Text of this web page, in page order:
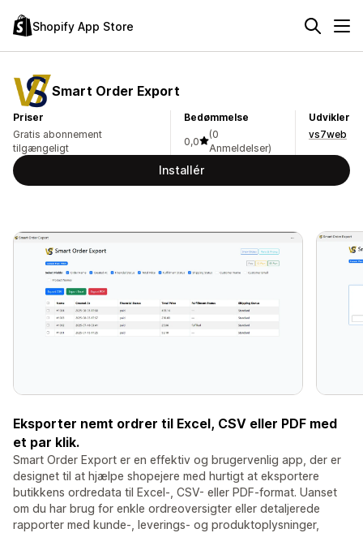
Shopify App Store
Smart Order Export
Priser
Gratis abonnement
tilgængeligt
Bedømmelse
0,0
(0
Anmeldelser)
Udvikler
vs7web
Installér
Eksporter nemt ordrer til Excel, CSV eller PDF med
et par klik.
Smart Order Export er en effektiv og brugervenlig app, der er
designet til at hjælpe shopejere med hurtigt at eksportere
butikkens ordredata til Excel-, CSV- eller PDF-format. Uanset
om du har brug for enkle ordreoversigter eller detaljerede
rapporter med kunde-, leverings- og produktoplysninger,